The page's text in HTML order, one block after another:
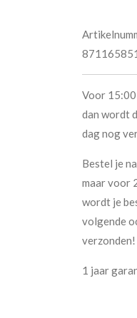
Voor
dan wordt
dag nog
Bestel je
maar voor
wordt je
volgende
verzonden!
1 jaar